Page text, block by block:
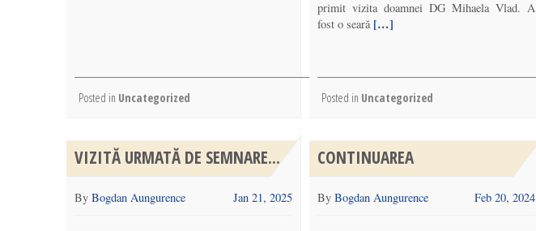
Posted in Uncategorized
primit vizita doamnei DG Mihaela Vlad. A
fost o seară[…]
Posted in Uncategorized
VIZITĂ URMATĂ DE SEMNARE...
By Bogdan Aungurence Jan 21, 2025
CONTINUAREA
By Bogdan Aungurence Feb 20, 2024